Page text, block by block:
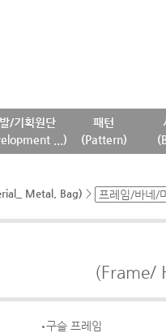
/기획원단
...)
패턴
(Pattern)
Metal, Bag) >
(Frame/
구슬 프레임